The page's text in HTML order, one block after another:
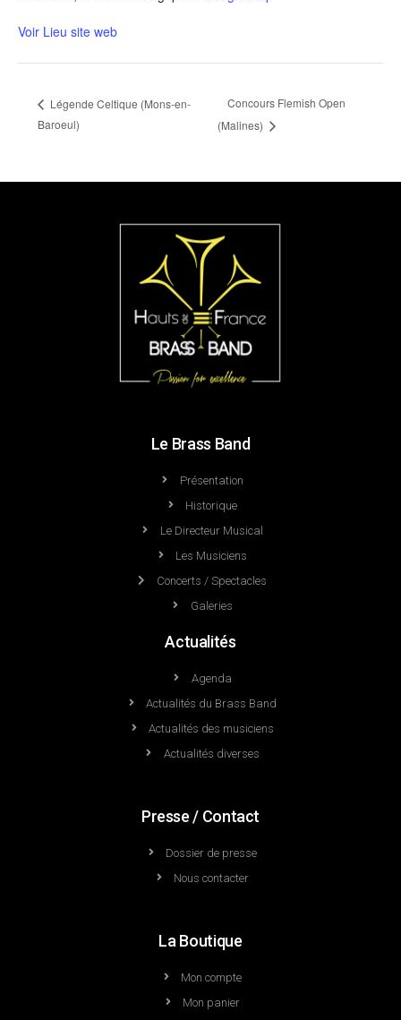
Voir Lieu site web
Légende Celtique (Mons-en-
Baroeul)
Concours Flemish Open
(Malines)
Le Brass Band
Présentation
Historique
Le Directeur Musical
Les Musiciens
Concerts / Spectacles
Galeries
Actualités
Agenda
Actualités du Brass Band
Actualités des musiciens
Actualités diverses
Presse / Contact
Dossier de presse
Nous contacter
La Boutique
Mon compte
Mon panier